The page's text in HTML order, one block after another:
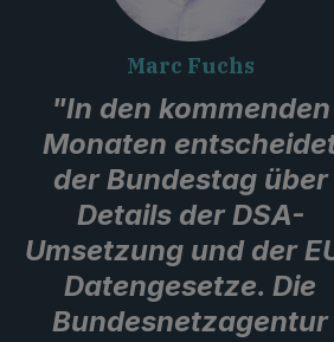
Marc Fuchs
"In den kommenden
Monaten
der Bundestag über
Details der DSA-
Umsetzung und der
Datengesetze. Die
Bundesnetzagentur